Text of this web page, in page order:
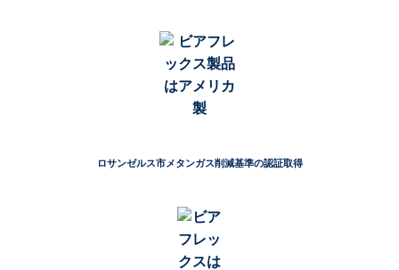
ロサンゼルス市メタンガス削減基準の認証取得